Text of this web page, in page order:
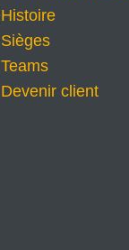
Histoire
Sièges
Teams
Devenir client